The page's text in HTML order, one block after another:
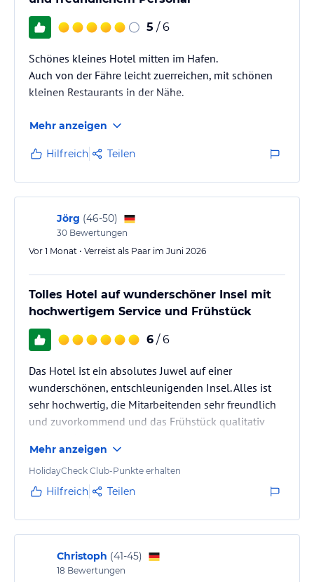
5 / 6
Schönes kleines Hotel mitten im Hafen.
Auch von der Fähre leicht zuerreichen, mit schönen
kleinen Restaurants in der Nähe.
Mehr anzeigen
Hilfreich Teilen
Jörg (46-50)
30 Bewertungen
Vor 1 Monat • Verreist als Paar im Juni 2026
Tolles Hotel auf wunderschöner Insel mit
hochwertigem Service und Frühstück
6 / 6
Das Hotel ist ein absolutes Juwel auf einer
wunderschönen, entschleunigenden Insel. Alles ist
sehr hochwertig, die Mitarbeitenden sehr freundlich
und zuvorkommend und das Frühstück qualitativ
Mehr anzeigen
HolidayCheck Club-Punkte erhalten
Hilfreich Teilen
Christoph (41-45)
18 Bewertungen